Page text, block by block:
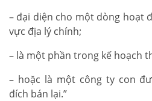
– đại diện cho một dòng hoạt
vực địa lý chính;
– là một phần trong kế hoạch
– hoặc là một công ty con
đích bán lại.”